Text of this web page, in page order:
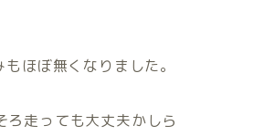
ほぼ無くなりました。
ろ走っても大丈夫かしら